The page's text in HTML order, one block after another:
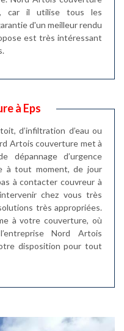
car il utilise tous les
d'un meilleur rendu
est très intéressant
à Eps
d’infiltration d’eau ou
Artois couverture met à
dépannage d’urgence
à tout moment, de jour
à contacter couvreur à
chez vous très
très appropriées.
à votre couverture, où
Nord Artois
disposition pour tout